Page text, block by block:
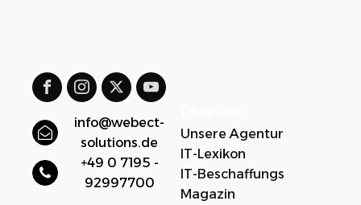
info@webect-
solutions.de
+49 0 7195 -
92997700
Unsere Agentur
IT-Lexikon
IT-Beschaffungs
Magazin